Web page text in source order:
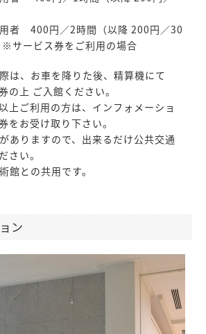
者 400円／2時間（以降 200円／30
ービス券をご利用の場合
は、お車を降りた後、精算機にて
の上 ご入館ください。
上ご利用の方は、インフォメーショ
をお受け取り下さい。
ありますので、出来るだけ公共交通
さい。
館との共用です。
ン